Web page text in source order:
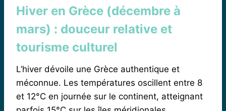
Hiver en Grèce (décembre à
mars) : douceur relative et
tourisme culturel
L’hiver dévoile une Grèce authentique et
méconnue. Les températures oscillent entre 8
et 12°C en journée sur le continent, atteignant